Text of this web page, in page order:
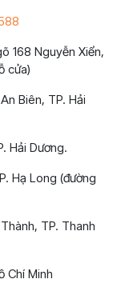
168 Nguyễn Xiển,
cửa)
Biên, TP. Hải
Hải Dương.
Hạ Long (đường
TP. Thanh
Chí Minh